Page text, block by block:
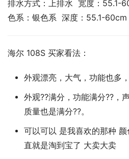
排水方式：上排水  宽度：55.1-
色系：银色系  深度：55.1-60cm
海尔 108S 买家看法：
外观漂亮，大气，功能也多
外观??满分，功能满分??，
质量也是满分??。
可以可以 是我喜欢的那种
直就是淘到宝了 大卖大卖